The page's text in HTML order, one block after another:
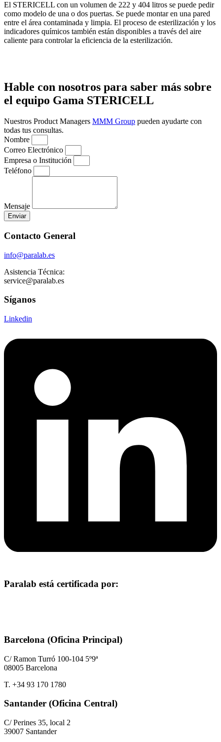
El STERICELL con un volumen de 222 y 404 litros se puede pedir
como modelo de una o dos puertas. Se puede montar en una pared
entre el área contaminada y limpia. El proceso de esterilización y los
indicadores químicos también están disponibles a través del aire
caliente para controlar la eficiencia de la esterilización.
Hable con nosotros para saber más sobre
el equipo Gama STERICELL
Nuestros Product Managers MMM Group pueden ayudarte con
todas tus consultas.
Nombre
Correo Electrónico
Empresa o Institución
Teléfono
Mensaje
Enviar
Contacto General
info@paralab.es
Asistencia Técnica:
service@paralab.es
Síganos
Linkedin
Paralab está certificada por:
Barcelona (Oficina Principal)
C/ Ramon Turró 100-104 5º9ª
08005 Barcelona
T. +34 93 170 1780
Santander (Oficina Central)
C/ Perines 35, local 2
39007 Santander